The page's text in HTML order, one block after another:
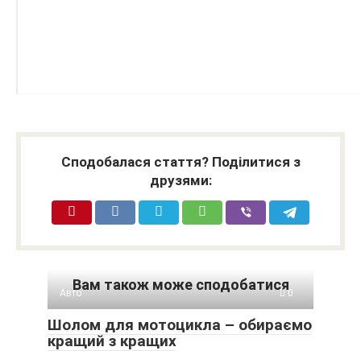
Сподобалася стаття? Поділитися з
друзями:
Вам також може сподобатися
Авто 0
Шолом для мотоцикла – обираємо
кращий з кращих